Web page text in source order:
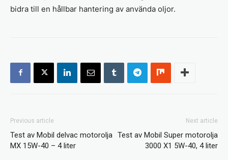
bidra till en hållbar hantering av använda oljor.
Previous article
Test av Mobil delvac motorolja
MX 15W-40 – 4 liter
Next article
Test av Mobil Super motorolja
3000 X1 5W-40, 4 liter